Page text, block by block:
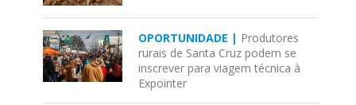
OPORTUNIDADE | Produtores
rurais de Santa Cruz podem se
inscrever para viagem técnica à
Expointer